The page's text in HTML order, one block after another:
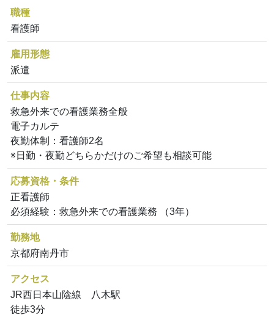
職種
看護師
雇用形態
派遣
仕事内容
救急外来での看護業務全般
電子カルテ
夜勤体制：看護師2名
※日勤・夜勤どちらかだけのご希望も相談可能
応募資格・条件
正看護師
必須経験：救急外来での看護業務 （3年）
勤務地
京都府南丹市
アクセス
JR西日本山陰線 八木駅
徒歩3分